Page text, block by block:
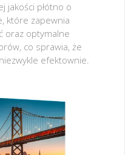
jakości płótno o
które zapewnia
oraz optymalne
co sprawia, że
efektownie.